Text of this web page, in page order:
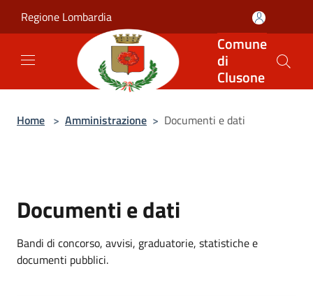
Regione Lombardia
Comune
di
Clusone
Home > Amministrazione > Documenti e dati
Documenti e dati
Bandi di concorso, avvisi, graduatorie, statistiche e
documenti pubblici.